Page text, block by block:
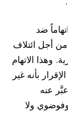
ضد
من أجل ائتلاف
وهذا الاتهام
بأنه غير
عنه
ولا